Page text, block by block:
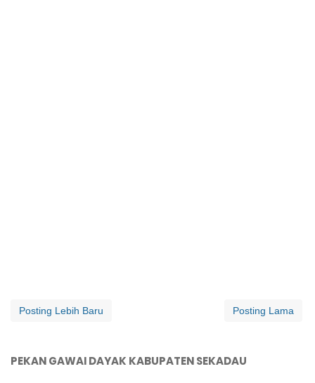
Posting Lebih Baru Posting Lama
PEKAN GAWAI DAYAK KABUPATEN SEKADAU